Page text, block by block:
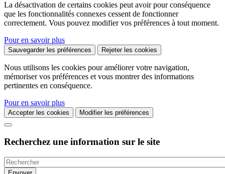
La désactivation de certains cookies peut avoir pour conséquence
que les fonctionnalités connexes cessent de fonctionner
correctement. Vous pouvez modifier vos préférences à tout moment.
Pour en savoir plus
Sauvegarder les préférences Rejeter les cookies
Nous utilisons les cookies pour améliorer votre navigation,
mémoriser vos préférences et vous montrer des informations
pertinentes en conséquence.
Pour en savoir plus
Accepter les cookies Modifier les préférences
Recherchez une information sur le site